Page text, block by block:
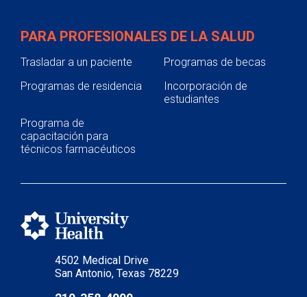
4502 Medical Drive
San Antonio, Texas 78229
PARA PROFESIONALES DE LA SALUD
Trasladar a un paciente
Programas de becas
Programas de residencia
Incorporación de
estudiantes
Programa de
capacitación para
técnicos farmacéuticos